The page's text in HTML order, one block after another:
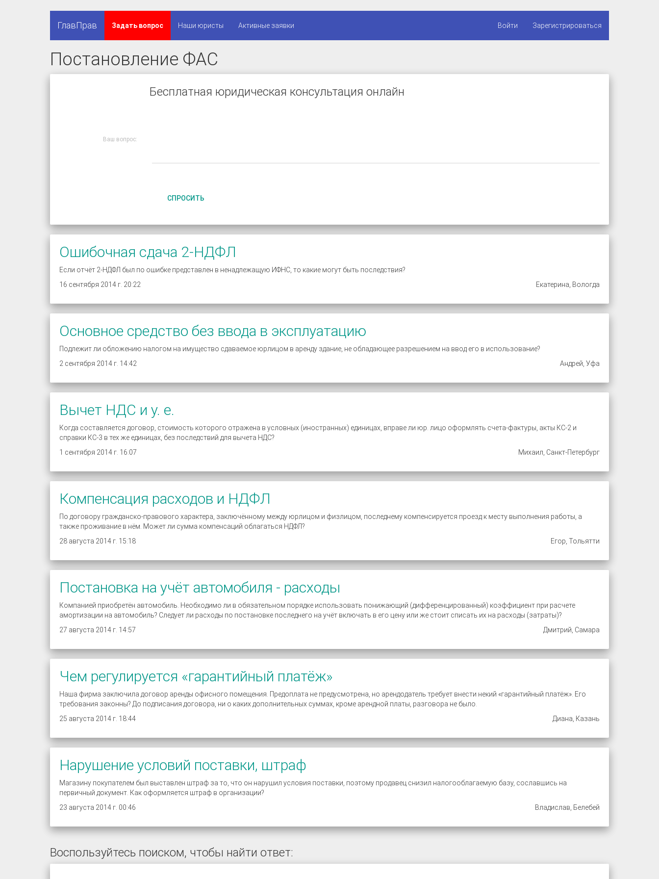
ГлавПрав Задать вопрос Наши юристы Активные заявки Войти Зарегистрироваться
Постановление ФАС
Бесплатная юридическая консультация онлайн
Ваш вопрос:
СПРОСИТЬ
Ошибочная сдача 2-НДФЛ
Если отчёт 2-НДФЛ был по ошибке представлен в ненадлежащую ИФНС, то какие могут быть последствия?
16 сентября 2014 г. 20:22
Екатерина, Вологда
Основное средство без ввода в эксплуатацию
Подлежит ли обложению налогом на имущество сдаваемое юрлицом в аренду здание, не обладающее разрешением на ввод его в использование?
2 сентября 2014 г. 14:42
Андрей, Уфа
Вычет НДС и у. е.
Когда составляется договор, стоимость которого отражена в условных (иностранных) единицах, вправе ли юр. лицо оформлять счета-фактуры, акты КС-2 и
справки КС-3 в тех же единицах, без последствий для вычета НДС?
1 сентября 2014 г. 16:07
Михаил, Санкт-Петербург
Компенсация расходов и НДФЛ
По договору гражданско-правового характера, заключённому между юрлицом и физлицом, последнему компенсируется проезд к месту выполнения работы, а
также проживание в нём. Может ли сумма компенсаций облагаться НДФЛ?
28 августа 2014 г. 15:18
Егор, Тольятти
Постановка на учёт автомобиля - расходы
Компанией приобретён автомобиль. Необходимо ли в обязательном порядке использовать понижающий (дифференцированный) коэффициент при расчете
амортизации на автомобиль? Следует ли расходы по постановке последнего на учёт включать в его цену или же стоит списать их на расходы (затраты)?
27 августа 2014 г. 14:57
Дмитрий, Самара
Чем регулируется «гарантийный платёж»
Наша фирма заключила договор аренды офисного помещения. Предоплата не предусмотрена, но арендодатель требует внести некий «гарантийный платёж». Его
требования законны? До подписания договора, ни о каких дополнительных суммах, кроме арендной платы, разговора не было.
25 августа 2014 г. 18:44
Диана, Казань
Нарушение условий поставки, штраф
Магазину покупателем был выставлен штраф за то, что он нарушил условия поставки, поэтому продавец снизил налогооблагаемую базу, сославшись на
первичный документ. Как оформляется штраф в организации?
23 августа 2014 г. 00:46
Владислав, Белебей
Воспользуйтесь поиском, чтобы найти ответ: